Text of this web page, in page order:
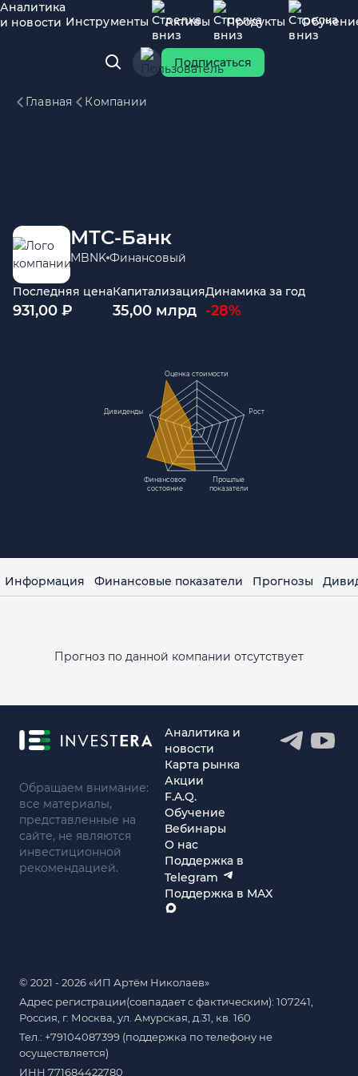
Аналитика
и новости Инструменты Активы Продукты
Подписаться
Главная Компании
МТС-Банк
MBNK Финансовый
Последняя цена
931,00 ₽
Капитализация
35,00 млрд
Динамика за год
-28%
Оценка стоимости
Рост
Прошлые
показатели
Финансовое
состояние
Дивиденды
Информация Финансовые показатели Прогнозы
Прогноз по данной компании отсутствует
Обращаем внимание:
все материалы,
представленные на
сайте, не являются
инвестиционной
рекомендацией.
Аналитика и
новости
Карта рынка
Акции
F.A.Q.
Обучение
Вебинары
О нас
Поддержка в
Telegram
Поддержка в MAX
© 2021 - 2026 «ИП Артём Николаев»
Адрес регистрации(совпадает с фактическим): 107241,
Россия, г. Москва, ул. Амурская, д.31, кв. 160
Тел.: +79104087399 (поддержка по телефону не
осуществляется)
ИНН 771684422780